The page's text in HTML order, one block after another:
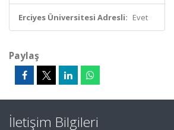
Erciyes Üniversitesi Adresli: Evet
Paylaş
İletişim Bilgileri